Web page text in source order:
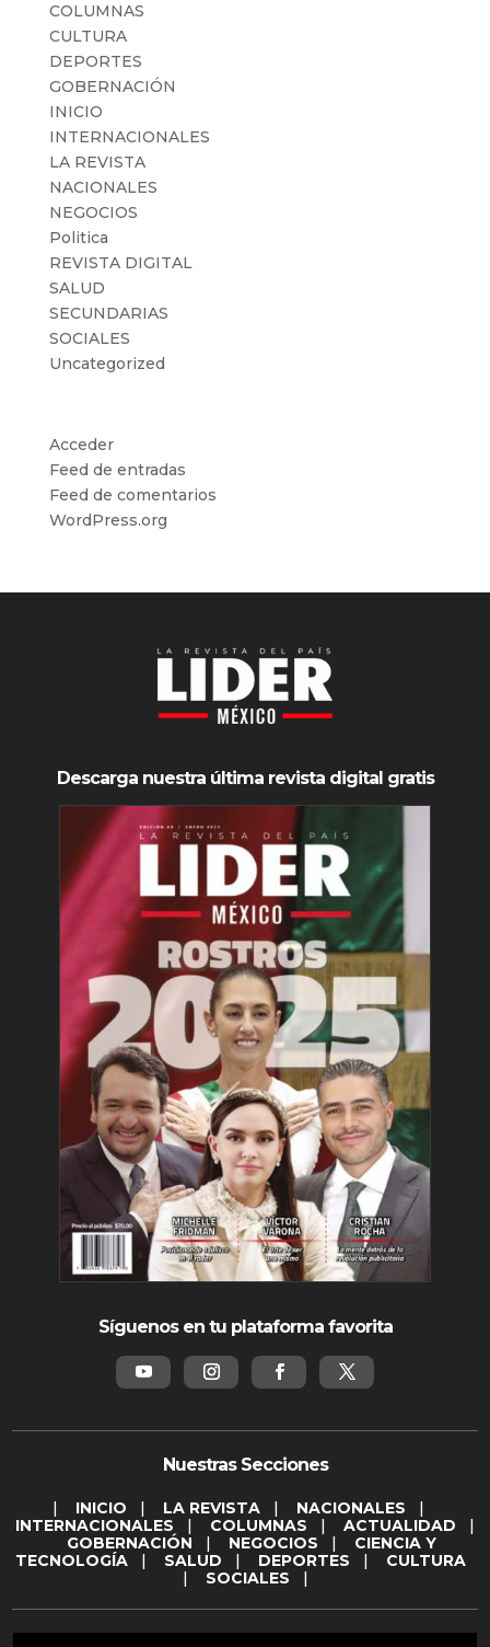
COLUMNAS
CULTURA
DEPORTES
GOBERNACIÓN
INICIO
INTERNACIONALES
LA REVISTA
NACIONALES
NEGOCIOS
Politica
REVISTA DIGITAL
SALUD
SECUNDARIAS
SOCIALES
Uncategorized
Acceder
Feed de entradas
Feed de comentarios
WordPress.org
Descarga nuestra última revista digital gratis
Síguenos en tu plataforma favorita
Nuestras Secciones
| INICIO | LA REVISTA | NACIONALES |
INTERNACIONALES | COLUMNAS | ACTUALIDAD |
GOBERNACIÓN | NEGOCIOS | CIENCIA Y
TECNOLOGÍA | SALUD | DEPORTES | CULTURA
| SOCIALES |